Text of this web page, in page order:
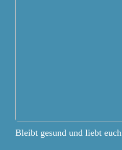
Bleibt gesund und liebt euch